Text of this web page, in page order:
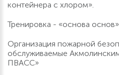
контейнера с хлором».
Тренировка - «основа основ»
Организация пожарной
обслуживаемые
ПВАСС»